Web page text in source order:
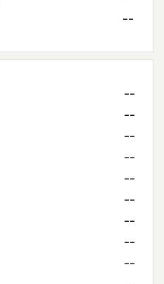
--
--
--
--
--
--
--
--
--
--